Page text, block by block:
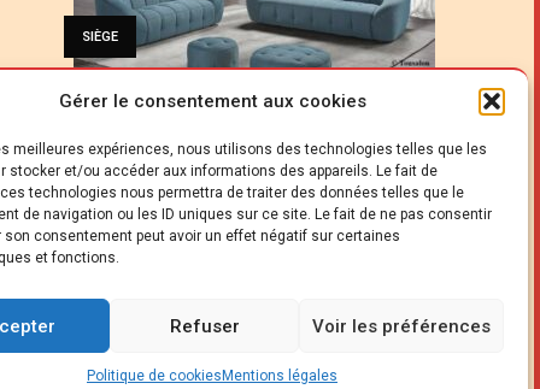
Gérer le consentement aux cookies
meilleures expériences, nous utilisons des technologies telles que les
stocker et/ou accéder aux informations des appareils. Le fait de
technologies nous permettra de traiter des données telles que le
de navigation ou les ID uniques sur ce site. Le fait de ne pas consentir
son consentement peut avoir un effet négatif sur certaines
et fonctions.
Refuser Voir les préférences
Politique de cookies Mentions légales
SIÈGE
CUISINE
PROFESSION